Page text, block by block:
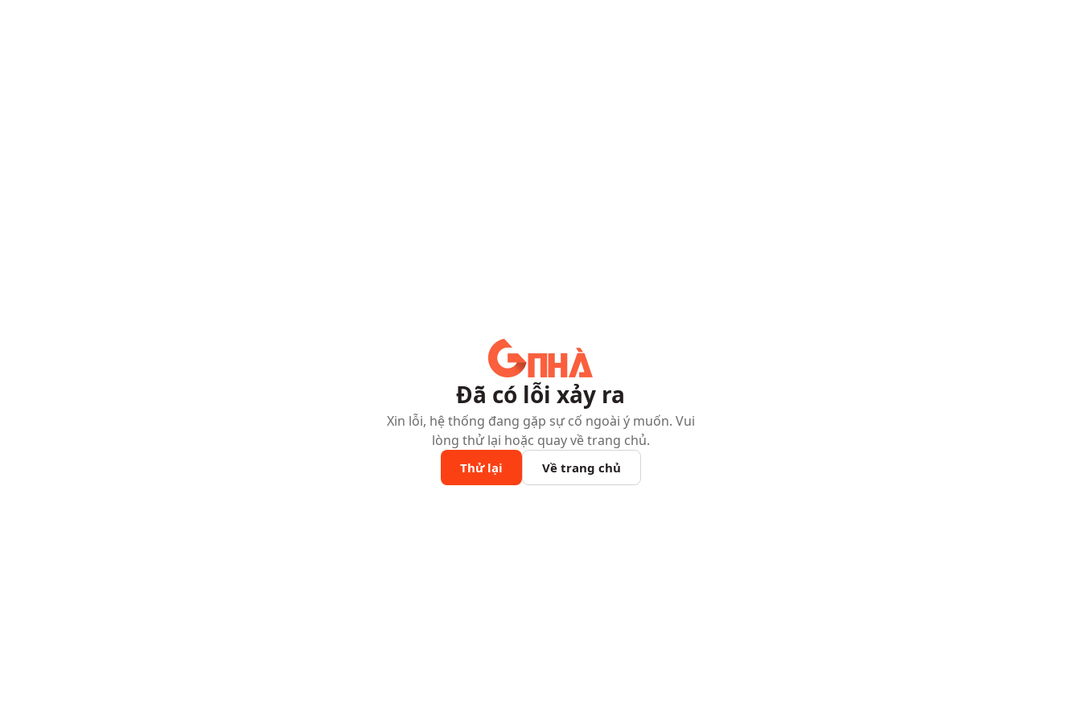
Đã có lỗi xảy ra
Xin lỗi, hệ thống đang gặp sự cố ngoài ý muốn. Vui
lòng thử lại hoặc quay về trang chủ.
Thử lại Về trang chủ